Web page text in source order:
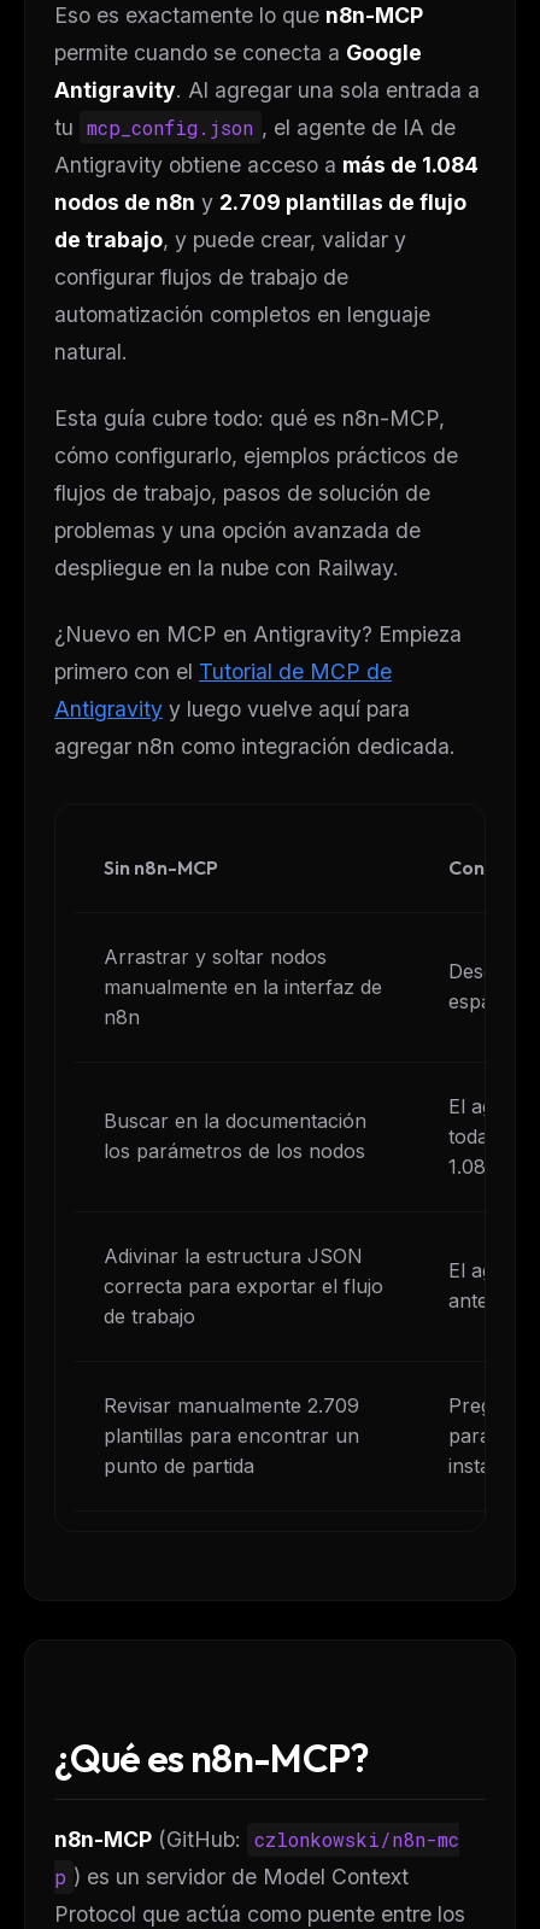
Eso es exactamente lo que n8n-MCP
permite cuando se conecta a Google
Antigravity. Al agregar una sola entrada a
tu mcp_config.json , el agente de IA de
Antigravity obtiene acceso a más de 1.084
nodos de n8n y 2.709 plantillas de flujo
de trabajo, y puede crear, validar y
configurar flujos de trabajo de
automatización completos en lenguaje
natural.
Esta guía cubre todo: qué es n8n-MCP,
cómo configurarlo, ejemplos prácticos de
flujos de trabajo, pasos de solución de
problemas y una opción avanzada de
despliegue en la nube con Railway.
¿Nuevo en MCP en Antigravity? Empieza
primero con el Tutorial de MCP de
Antigravity y luego vuelve aquí para
agregar n8n como integración dedicada.
Sin n8n-MCP Con n8n-
Arrastrar y soltar nodos
manualmente en la interfaz de
n8n
Describir
español
Buscar en la documentación
los parámetros de los nodos
El
todas las
1.084
Adivinar la estructura JSON
correcta para exportar el flujo
de trabajo
El
antes de
Revisar manualmente 2.709
plantillas para encontrar un
punto de partida
para X"
instante
¿Qué es n8n-MCP?
n8n-MCP (GitHub:
czlonkowski/n8n-mc
p ) es un servidor de Model Context
Protocol que actúa como puente entre los